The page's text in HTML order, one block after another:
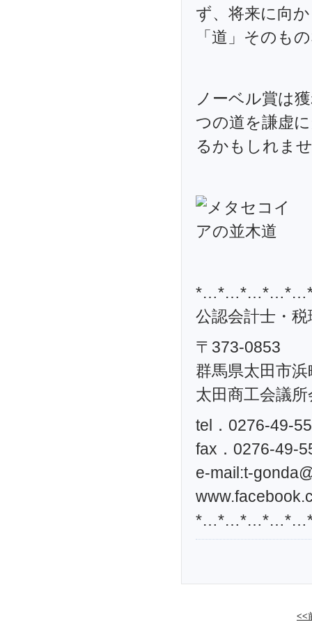
ず、将来に向
「道」そのも
ノーベル賞は
つの道を謙虚
るかもしれま
公認会計士・
〒373-0853
群馬県太田市
太田商工会議
tel．0276-49-
fax．0276-49-
e-mail:t-
<<